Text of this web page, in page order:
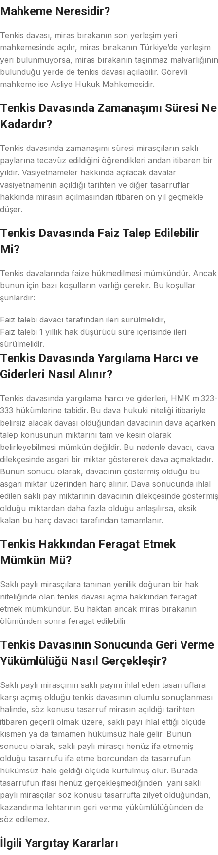
Mahkeme Neresidir?
Tenkis davası, miras bırakanın son yerleşim yeri
mahkemesinde açılır, miras bırakanın Türkiye’de yerleşim
yeri bulunmuyorsa, miras bırakanın taşınmaz malvarlığının
bulunduğu yerde de tenkis davası açılabilir. Görevli
mahkeme ise Asliye Hukuk Mahkemesidir.
Tenkis Davasında Zamanaşımı Süresi Ne
Kadardır?
Tenkis davasında zamanaşımı süresi mirasçıların saklı
paylarına tecavüz edildiğini öğrendikleri andan itibaren bir
yıldır. Vasiyetnameler hakkında açılacak davalar
vasiyetnamenin açıldığı tarihten ve diğer tasarruflar
hakkında mirasın açılmasından itibaren on yıl geçmekle
düşer.
Tenkis Davasında Faiz Talep Edilebilir
Mi?
Tenkis davalarında faize hükmedilmesi mümkündür. Ancak
bunun için bazı koşulların varlığı gerekir. Bu koşullar
şunlardır:
Faiz talebi davacı tarafından ileri sürülmelidir,
Faiz talebi 1 yıllık hak düşürücü süre içerisinde ileri
sürülmelidir.
Tenkis Davasında Yargılama Harcı ve
Giderleri Nasıl Alınır?
Tenkis davasında yargılama harcı ve giderleri, HMK m.323-
333 hükümlerine tabidir. Bu dava hukuki niteliği itibariyle
belirsiz alacak davası olduğundan davacının dava açarken
talep konusunun miktarını tam ve kesin olarak
belirleyebilmesi mümkün değildir. Bu nedenle davacı, dava
dilekçesinde asgari bir miktar göstererek dava açmaktadır.
Bunun sonucu olarak, davacının göstermiş olduğu bu
asgari miktar üzerinden harç alınır. Dava sonucunda ihlal
edilen saklı pay miktarının davacının dilekçesinde göstermiş
olduğu miktardan daha fazla olduğu anlaşılırsa, eksik
kalan bu harç davacı tarafından tamamlanır.
Tenkis Hakkından Feragat Etmek
Mümkün Mü?
Saklı paylı mirasçılara tanınan yenilik doğuran bir hak
niteliğinde olan tenkis davası açma hakkından feragat
etmek mümkündür. Bu haktan ancak miras bırakanın
ölümünden sonra feragat edilebilir.
Tenkis Davasının Sonucunda Geri Verme
Yükümlülüğü Nasıl Gerçekleşir?
Saklı paylı mirasçının saklı payını ihlal eden tasarruflara
karşı açmış olduğu tenkis davasının olumlu sonuçlanması
halinde, söz konusu tasarruf mirasın açıldığı tarihten
itibaren geçerli olmak üzere, saklı payı ihlal ettiği ölçüde
kısmen ya da tamamen hükümsüz hale gelir. Bunun
sonucu olarak, saklı paylı mirasçı henüz ifa etmemiş
olduğu tasarrufu ifa etme borcundan da tasarrufun
hükümsüz hale geldiği ölçüde kurtulmuş olur. Burada
tasarrufun ifası henüz gerçekleşmediğinden, yani saklı
paylı mirasçılar söz konusu tasarrufta zilyet olduğundan,
kazandırma lehtarının geri verme yükümlülüğünden de
söz edilemez.
İlgili Yargıtay Kararları